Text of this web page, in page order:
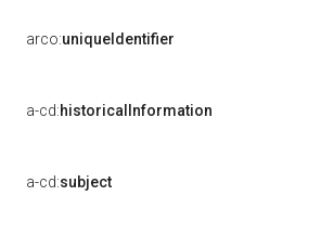
arco:uniqueIdentifier
a-cd:historicalInformation
a-cd:subject